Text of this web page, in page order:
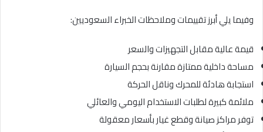
وفيما يلي أبرز تقييمات وملاحظات الخبراء السعوديين:
قيمة عالية مقابل التجهيزات والسعر
مساحة داخلية ممتازة مقارنة بحجم السيارة
استجابة هادئة للمحرك وناقل الحركة
ملائمة كبيرة لطلبات الاستخدام اليومي والعائلي
توفر مراكز صيانة وقطع غيار بأسعار معقولة